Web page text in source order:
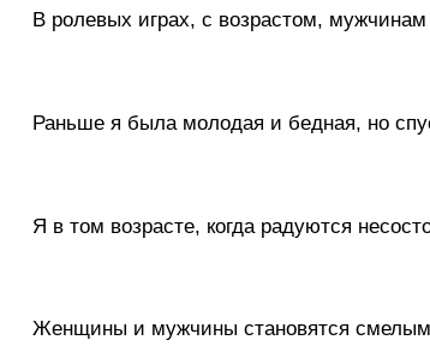
В ролевых играх, с возрастом,
Раньше я была молодая и бедная, но
Я в том возрасте, когда радуются
Женщины и мужчины становятся